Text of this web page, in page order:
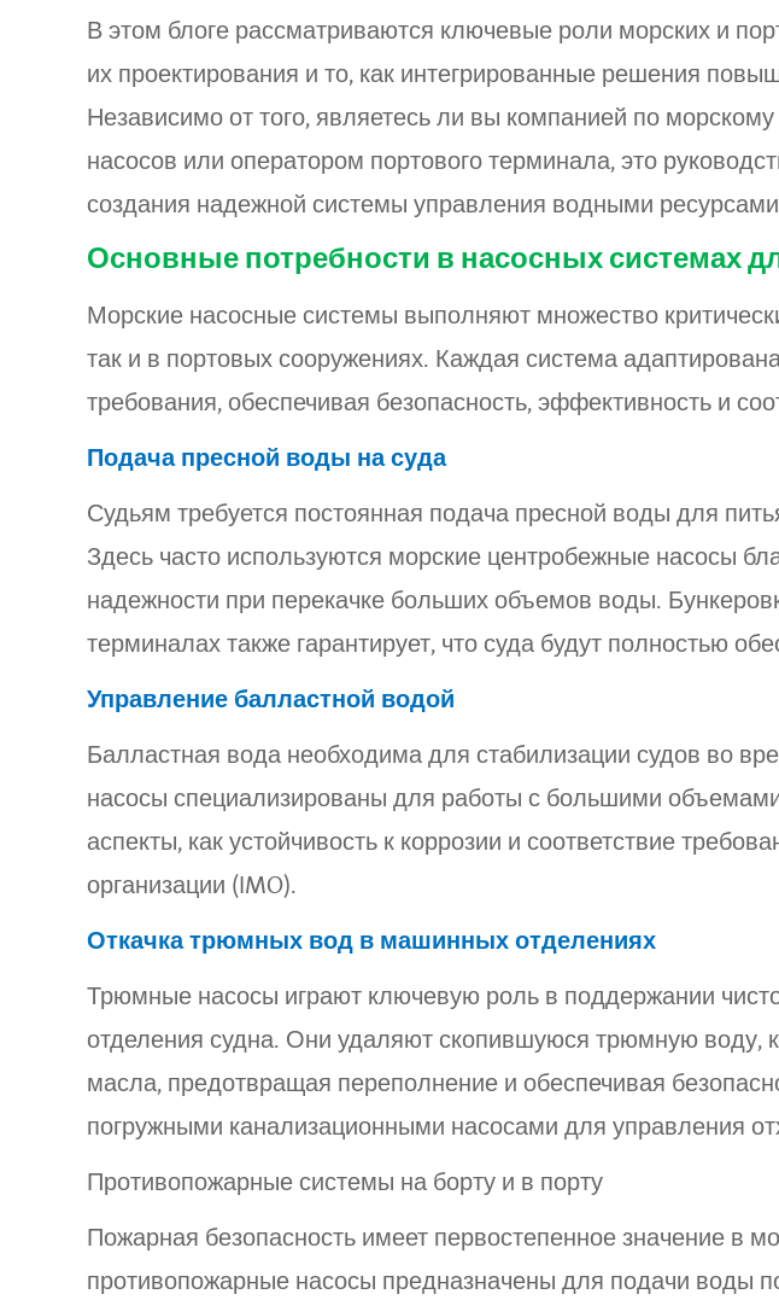
В этом блоге рассматриваются ключевые роли морских и
их проектирования и то, как интегрированные решения
Независимо от того, являетесь ли вы компанией по
насосов или оператором портового терминала, это
создания надежной системы управления водными
Основные потребности в насосных системах
Морские насосные системы выполняют множество
так и в портовых сооружениях. Каждая система
требования, обеспечивая безопасность, эффективность и
Подача пресной воды на суда
Судьям требуется постоянная подача пресной воды для
Здесь часто используются морские центробежные насосы
надежности при перекачке больших объемов воды.
терминалах также гарантирует, что суда будут полностью
Управление балластной водой
Балластная вода необходима для стабилизации судов во
насосы специализированы для работы с большими
аспекты, как устойчивость к коррозии и соответствие
организации (IMO).
Откачка трюмных вод в машинных отделениях
Трюмные насосы играют ключевую роль в поддержании
отделения судна. Они удаляют скопившуюся трюмную воду,
масла, предотвращая переполнение и обеспечивая
погружными канализационными насосами для управления
Противопожарные системы на борту и в порту
Пожарная безопасность имеет первостепенное значение в
противопожарные насосы предназначены для подачи воды